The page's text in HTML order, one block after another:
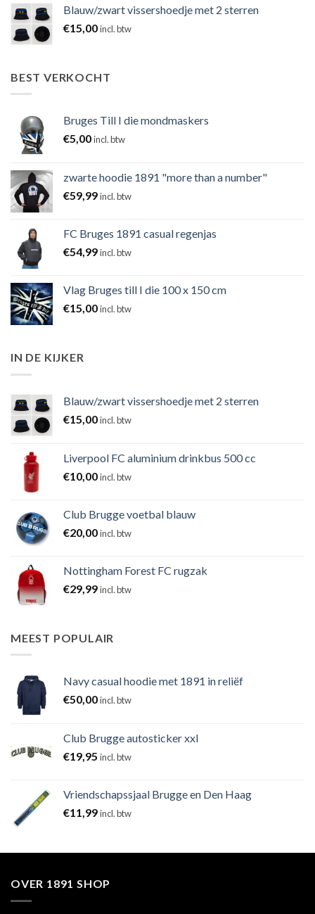
Blauw/zwart vissershoedje met 2 sterren
€15,00incl. btw
BEST VERKOCHT
Bruges Till I die mondmaskers
€5,00incl. btw
zwarte hoodie 1891 "more than a number"
€59,99incl. btw
FC Bruges 1891 casual regenjas
€54,99incl. btw
Vlag Bruges till I die 100 x 150 cm
€15,00incl. btw
IN DE KIJKER
Blauw/zwart vissershoedje met 2 sterren
€15,00incl. btw
Liverpool FC aluminium drinkbus 500 cc
€10,00incl. btw
Club Brugge voetbal blauw
€20,00incl. btw
Nottingham Forest FC rugzak
€29,99incl. btw
MEEST POPULAIR
Navy casual hoodie met 1891 in reliëf
€50,00incl. btw
Club Brugge autosticker xxl
€19,95 incl. btw
Vriendschapssjaal Brugge en Den Haag
€11,99incl. btw
OVER 1891 SHOP